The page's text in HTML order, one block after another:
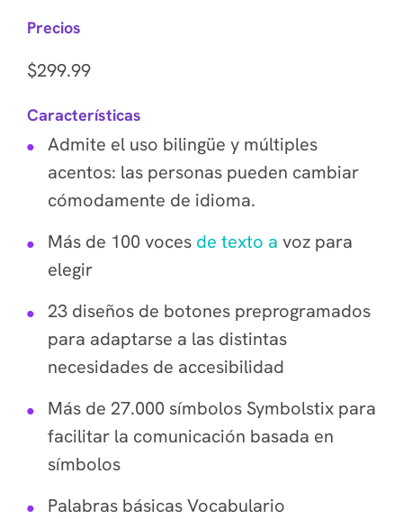
Precios
$299.99
Características
Admite el uso bilingüe y múltiples
acentos: las personas pueden cambiar
cómodamente de idioma.
Más de 100 voces de texto a voz para
elegir
23 diseños de botones preprogramados
para adaptarse a las distintas
necesidades de accesibilidad
Más de 27.000 símbolos Symbolstix para
facilitar la comunicación basada en
símbolos
Palabras básicas Vocabulario